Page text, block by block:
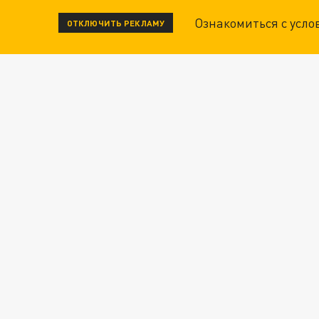
ОТКЛЮЧИТЬ РЕКЛАМУ Ознакомиться с